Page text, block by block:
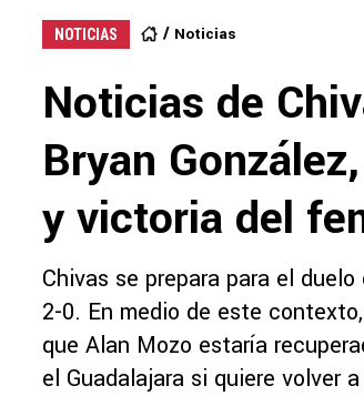
NOTICIAS Noticias
Noticias de
Bryan
y victoria del
Chivas se prepara para el
2-0. En medio de este
que Alan Mozo estaría
el Guadalajara si quiere volver